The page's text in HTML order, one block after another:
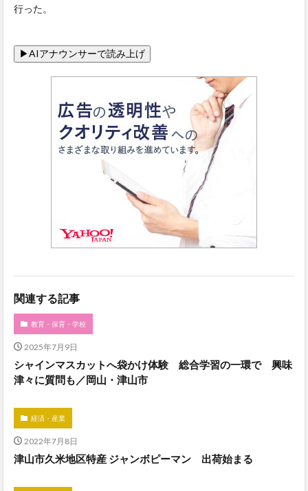
行った。
関連する記事
教育・保育・学校
2025年7月9日
シャインマスカットへ袋かけ体験 総合学習の一環で 興味
津々に質問も／岡山・津山市
経済・産業
2022年7月8日
津山市久米地区特産 ジャンボピーマン 出荷始まる